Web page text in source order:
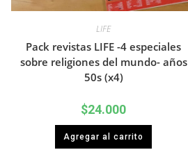
LIFE
Pack revistas LIFE -4 especiales
sobre religiones del mundo- años
50s (x4)
$24.000
Agregar al carrito